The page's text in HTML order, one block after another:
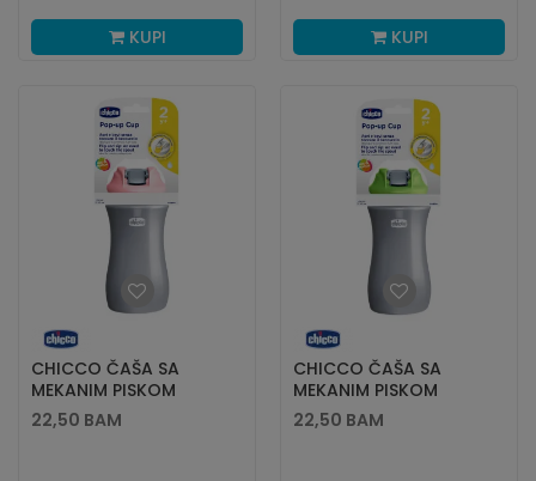
KUPI KUPI
CHICCO ČAŠA SA
MEKANIM PISKOM
350ML,24M+,ROZE
22,50 BAM
CHICCO ČAŠA SA
MEKANIM PISKOM
350ML,24M+,ZELENA
22,50 BAM